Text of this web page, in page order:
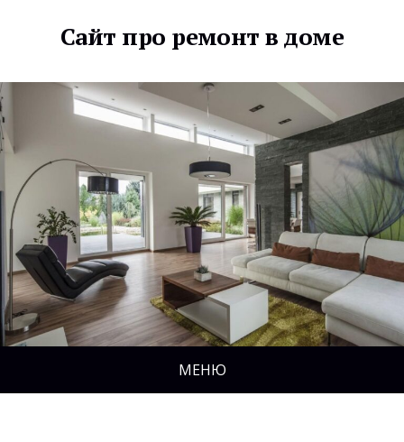
Сайт про ремонт в доме
МЕНЮ